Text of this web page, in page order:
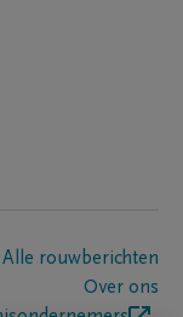
Alle rouwberichten
Over ons